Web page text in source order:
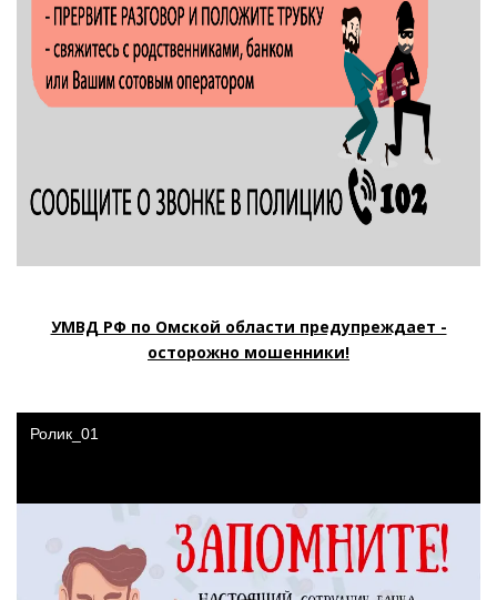
УМВД РФ по Омской области предупреждает -
осторожно мошенники!